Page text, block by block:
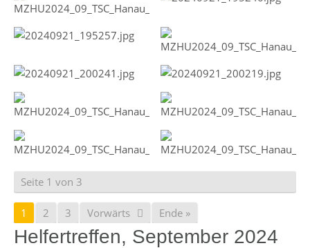
Seite 1 von 3
1 2 3 Vorwärts Ende »
Helfertreffen, September 2024